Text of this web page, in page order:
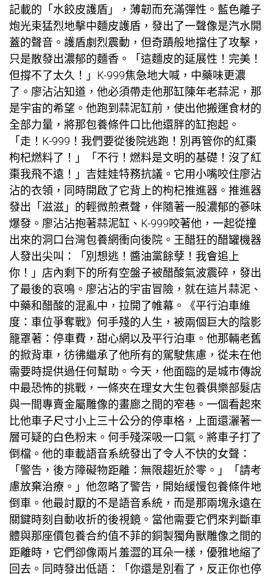
記載的「水餃皮護盾」，薄韌而充滿彈性。藍色離子
炮光束猛烈地擊中麵皮護盾，發出了一聲像是汽水開
蓋的聲音。護盾劇烈震動，但奇蹟般地擋住了攻擊，
只是散發出濃郁的麵香。「這麵皮的延展性！完美！
但撐不了太久！」K-999焦急地大喊，中藥味更濃
了。廖沾沾知道，他必須帶走他那缸陳年老蒜泥，那
是宇宙的希望。他跑到蒜泥缸前，使出他搬運食材的
全部力量，將那包養條件口比他還胖的缸抱起。
「走！K-999！我們要從後院逃跑！別再管你的紅棗
枸杞燃料了！」「不行！燃料是文明的基礎！沒了紅
棗我飛不遠！」吉娃娃特務抗議。它用小嘴咬住廖沾
沾的衣領，同時開啟了它背上的枸杞推進器。推進器
發出「滋滋」的輕微煎煮聲，伴隨著一股濃郁的蔘味
爆發。廖沾沾抱著蒜泥缸、K-999咬著他，一起從撞
出來的洞口台灣包養網衝向後院。王醋狂的醋罐機器
人發出尖叫：「別想逃！醬油黨餘孽！我會追上
你！」店內剩下的所有空盤子被醋酸氣波震碎，發出
了最後的哀鳴。廖沾沾的宇宙冒險，就在這片蒜泥、
中藥和醋酸的混亂中，拉開了帷幕。《平行泊車維
度：車位爭奪戰》何手殘的人生，被兩個巨大的陰影
籠罩著：停車費， 甜心網以及平行泊車。他那輛老舊
的掀背車，彷彿繼承了他所有的駕駛焦慮，從未在他
需要時提供過任何幫助。今天，他面臨的是城市傳說
中最恐怖的挑戰，一條夾在理女大生包養俱樂部髮店
與一間專賣金屬雕像的畫廊之間的窄巷。一個看起來
比他車子尺寸小上三十公分的停車格，上面還灑著一
層可疑的白色粉末。何手殘深吸一口氣。將車子打了
倒檔。他的車載語音系統發出了令人不快的女聲：
「警告，後方障礙物距離：無限趨近於零。」「請考
慮放棄治療。」他忽略了警告，開始緩慢包養條件地
倒車。他最討厭的不是語音系統，而是那兩塊永遠在
關鍵時刻自動收折的後視鏡。當他需要它們來判斷車
體與那座價包養合約值不菲的銅製獨角獸雕像之間的
距離時，它們卻像兩片羞澀的耳朵一樣，優雅地縮了
回去。同時發出低語：「你還是別看了，反正你也停